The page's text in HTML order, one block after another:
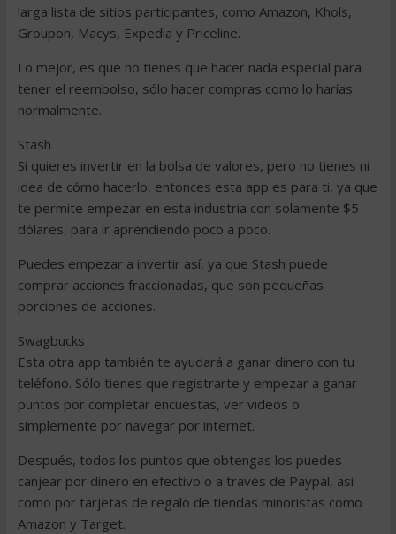
larga lista de sitios participantes, como Amazon, Khols,
Groupon, Macys, Expedia y Priceline.
Lo mejor, es que no tienes que hacer nada especial para
tener el reembolso, sólo hacer compras como lo harías
normalmente.
Stash
Si quieres invertir en la bolsa de valores, pero no tienes ni
idea de cómo hacerlo, entonces esta app es para ti, ya que
te permite empezar en esta industria con solamente $5
dólares, para ir aprendiendo poco a poco.
Puedes empezar a invertir así, ya que Stash puede
comprar acciones fraccionadas, que son pequeñas
porciones de acciones.
Swagbucks
Esta otra app también te ayudará a ganar dinero con tu
teléfono. Sólo tienes que registrarte y empezar a ganar
puntos por completar encuestas, ver videos o
simplemente por navegar por internet.
Después, todos los puntos que obtengas los puedes
canjear por dinero en efectivo o a través de Paypal, así
como por tarjetas de regalo de tiendas minoristas como
Amazon y Target.